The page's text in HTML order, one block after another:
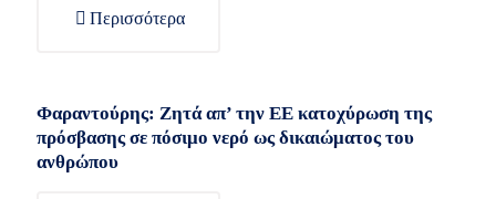
Περισσότερα
Φαραντούρης: Ζητά απ’ την ΕΕ κατοχύρωση της
πρόσβασης σε πόσιμο νερό ως δικαιώματος του
ανθρώπου